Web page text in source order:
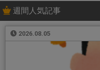
週間人気記事
2026.08.05